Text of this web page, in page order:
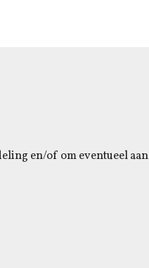
en/of om eventueel aan